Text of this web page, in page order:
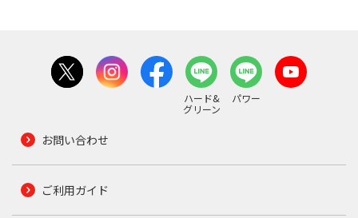
ハード&
グリーン
パワー
お問い合わせ
ご利用ガイド